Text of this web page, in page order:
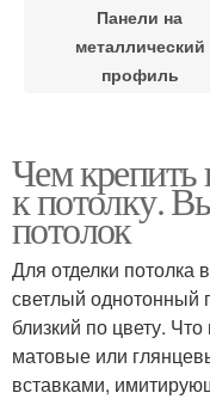
Панели на
металлический
профиль
Потолочные
Чем крепить
к потолку.
потолок
Для отделки потолка
светлый однотонный
близкий по цвету.
матовые или
вставками,